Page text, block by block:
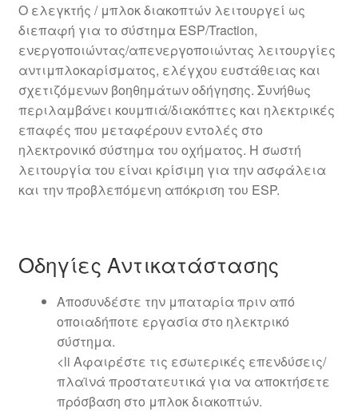
Ο ελεγκτής / μπλοκ διακοπτών λειτουργεί ως
διεπαφή για το σύστημα ESP/Traction,
ενεργοποιώντας/απενεργοποιώντας λειτουργίες
αντιμπλοκαρίσματος, ελέγχου ευστάθειας και
σχετιζόμενων βοηθημάτων οδήγησης. Συνήθως
περιλαμβάνει κουμπιά/διακόπτες και ηλεκτρικές
επαφές που μεταφέρουν εντολές στο
ηλεκτρονικό σύστημα του οχήματος. Η σωστή
λειτουργία του είναι κρίσιμη για την ασφάλεια
και την προβλεπόμενη απόκριση του ESP.
Οδηγίες Αντικατάστασης
Αποσυνδέστε την μπαταρία πριν από
οποιαδήποτε εργασία στο ηλεκτρικό
σύστημα.
<li Αφαιρέστε τις εσωτερικές επενδύσεις/
πλαϊνά προστατευτικά για να αποκτήσετε
πρόσβαση στο μπλοκ διακοπτών.